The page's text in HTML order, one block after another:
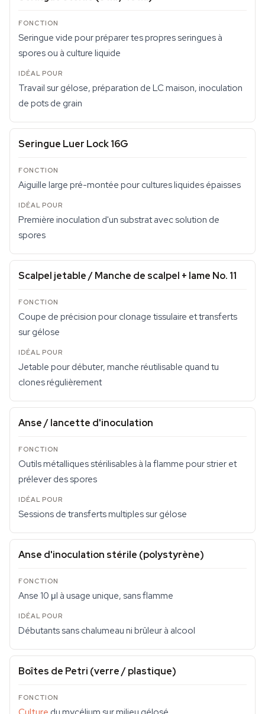
Seringue vide pour préparer tes propres seringues à
spores ou à culture liquide
Travail sur gélose, préparation de LC maison, inoculation
de pots de grain
Seringue Luer Lock 16G
Aiguille large pré-montée pour cultures liquides épaisses
Première inoculation d'un substrat avec solution de
spores
Scalpel jetable / Manche de scalpel + lame No. 11
Coupe de précision pour clonage tissulaire et transferts
sur gélose
Jetable pour débuter, manche réutilisable quand tu
clones régulièrement
Anse / lancette d'inoculation
Outils métalliques stérilisables à la flamme pour strier et
prélever des spores
Sessions de transferts multiples sur gélose
Anse d'inoculation stérile (polystyrène)
Anse 10 μl à usage unique, sans flamme
Débutants sans chalumeau ni brûleur à alcool
Boîtes de Petri (verre / plastique)